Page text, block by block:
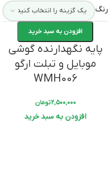
رنگ
افزودن به سبد خرید
پایه نگهدارنده گوشی
موبایل و تبلت ارگو
WMH006
۲,۵۰۰,۰۰۰تومان
افزودن به سبد خرید